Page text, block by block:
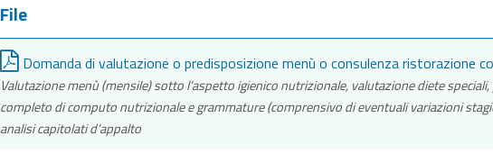
File
Domanda di valutazione o predisposizione menù o consulenza ristorazione
Valutazione menù (mensile) sotto l’aspetto igienico nutrizionale, valutazione diete
completo di computo nutrizionale e grammature (comprensivo di eventuali variazioni
analisi capitolati d’appalto